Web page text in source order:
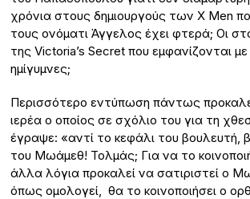
χρόνια στους δημιουργούς των Χ Μen
τους ονόματι Άγγελος έχει φτερά; Οι
της Victoria’s Secret που εμφανίζονται
ημίγυμνες;
Περισσότερο εντύπωση πάντως
ιερέα ο οποίος σε σχόλιο του για τη
έγραψε: «αντί το κεφάλι του βουλευτή,
του Μωάμεθ! Τολμάς; Για να το
άλλα λόγια προκαλεί να σατιριστεί ο
όπως ομολογεί, θα το κοινοποιήσει ο